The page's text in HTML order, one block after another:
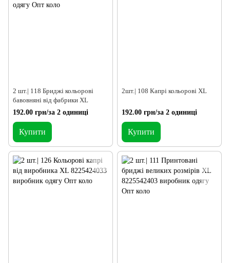
2 шт.| 118 Бриджі кольорові
бавовняні від фабрики XL
192.00 грн/за 2 одиниці
Купити
2шт.| 108 Капрі кольорові XL
192.00 грн/за 2 одиниці
Купити